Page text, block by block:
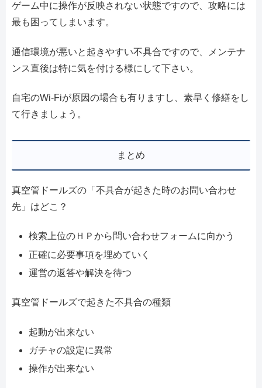
ゲーム中に操作が反映されない状態ですので、攻略には
最も困ってしまいます。
通信環境が悪いと起きやすい不具合ですので、メンテナ
ンス直後は特に気を付ける様にして下さい。
自宅のWi-Fiが原因の場合も有りますし、素早く修繕をし
て行きましょう。
まとめ
真空管ドールズの「不具合が起きた時のお問い合わせ
先」はどこ？
検索上位のＨＰから問い合わせフォームに向かう
正確に必要事項を埋めていく
運営の返答や解決を待つ
真空管ドールズで起きた不具合の種類
起動が出来ない
ガチャの設定に異常
操作が出来ない